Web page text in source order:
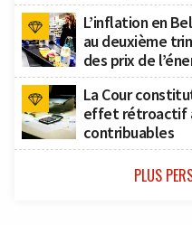
L’inflation en
au deuxième
des prix de
La Cour
effet rétroactif
contribuables
PLUS